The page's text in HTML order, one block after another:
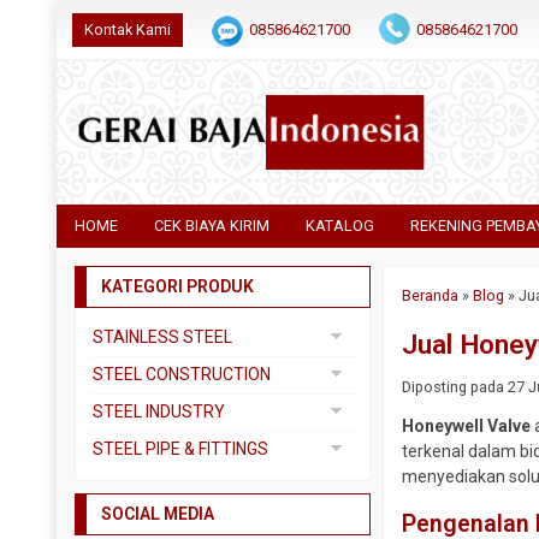
Kontak Kami 085864621700 085864621700
HOME CEK BIAYA KIRIM KATALOG REKENING
Beranda »Blog »
Jual
Diposting pada 27
Honeywell Valve
terkenal dalam
menyediakan
Pengenalan
KATEGORI PRODUK
STAINLESS STEEL
Pipa SS304
Pipa SS310
Pipa SS316
Plat Bordes SS304
STEEL CONSTRUCTION
Besi Beton
Besi CNP
Besi UNP
STEEL INDUSTRY
Dual Plate
Plat A285 GR C
STEEL PIPE & FITTINGS
Ball Valve
SOCIAL MEDIA